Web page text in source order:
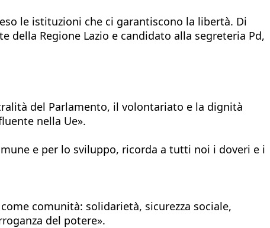
le istituzioni che ci garantiscono la libertà. Di
Regione Lazio e candidato alla segreteria Pd,
del Parlamento, il volontariato e la dignità
nella Ue».
e per lo sviluppo, ricorda a tutti noi i doveri e i
comunità: solidarietà, sicurezza sociale,
del potere».